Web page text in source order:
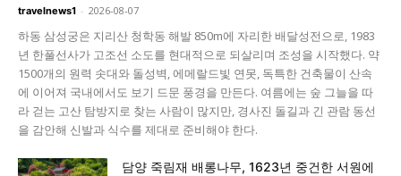
travelnews1 - 2026-08-07
하동 삼성궁은 지리산 청학동 해발 850m에 자리한 배달성전으로, 1983
년 한풀선사가 고조선 소도를 현대적으로 되살리며 조성을 시작했다. 약
1500개의 원력 솟대와 돌성벽, 에메랄드빛 연못, 독특한 건축물이 산속
에 이어져 국내에서도 보기 드문 풍경을 만든다. 여름에는 숲 그늘을 따
라 걷는 고산 탐방지로 찾는 사람이 많지만, 경사진 돌길과 긴 관람 동선
을 감안해 신발과 식수를 제대로 준비해야 한다.
담양 죽림재 배롱나무, 1623년 중건한 서원에